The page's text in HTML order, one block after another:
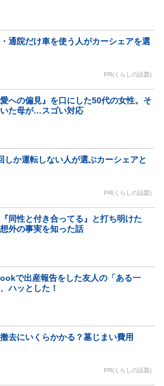
通院だけ車を使う人がカーシェアを選
PR(くらしの話題)
愛への偏見』を口にした50代の女性。そ
た母が…スゴい対応
しか運転しない人が選ぶカーシェアと
PR(くらしの話題)
同性と付き合ってる』と打ち明けた
外の事実を知った話
で出産報告をした友人の「ある一
ハッとした！
去にいくらかかる？墓じまい費用
PR(くらしの話題)